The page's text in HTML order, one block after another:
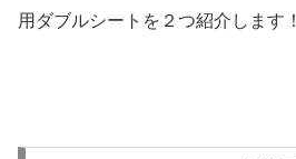
用ダブルシートを２つ紹介します！